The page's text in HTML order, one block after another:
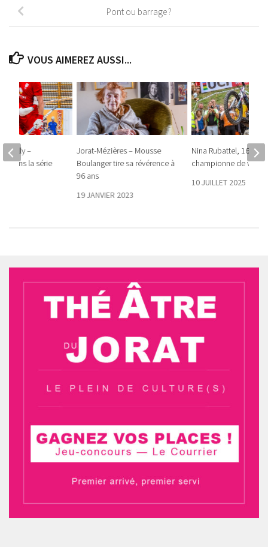
Pont ou barrage ?
VOUS AIMEREZ AUSSI...
Jorat-Mézières – Mousse
Boulanger tire sa révérence à
96 ans
19 JANVIER 2023
Nina Rubattel, 16 ans
championne de vélo
10 JUILLET 2025
– Pully –
0 dans la série